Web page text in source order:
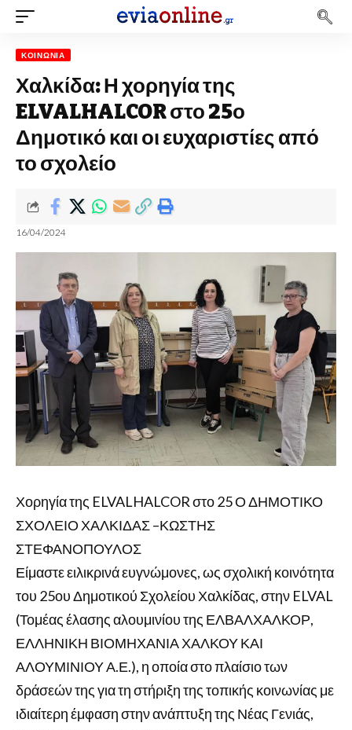
ΚΟΙΝΩΝΊΑ
Χαλκίδα: Η χορηγία της
ELVALHALCOR στο 25ο
Δημοτικό και οι ευχαριστίες από
το σχολείο
16/04/2024
Χορηγία της ELVALHALCOR στο 25 Ο ΔΗΜΟΤΙΚΟ
ΣΧΟΛΕΙΟ ΧΑΛΚΙΔΑΣ –ΚΩΣΤΗΣ
ΣΤΕΦΑΝΟΠΟΥΛΟΣ
Είμαστε ειλικρινά ευγνώμονες, ως σχολική κοινότητα
του 25ου Δημοτικού Σχολείου Χαλκίδας, στην ELVAL
(Τομέας έλασης αλουμινίου της ΕΛΒΑΛΧΑΛΚΟΡ,
ΕΛΛΗΝΙΚΗ ΒΙΟΜΗΧΑΝΙΑ ΧΑΛΚΟΥ ΚΑΙ
ΑΛΟΥΜΙΝΙΟΥ Α.Ε.), η οποία στο πλαίσιο των
δράσεών της για τη στήριξη της τοπικής κοινωνίας με
ιδιαίτερη έμφαση στην ανάπτυξη της Νέας Γενιάς,